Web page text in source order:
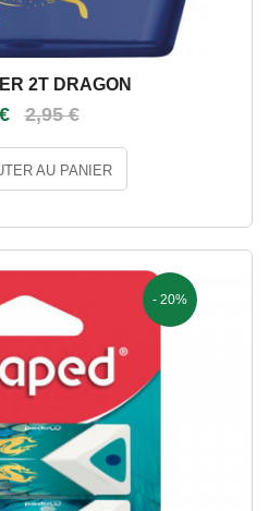
2T DRAGON
2,95 €
AU PANIER
- 20%